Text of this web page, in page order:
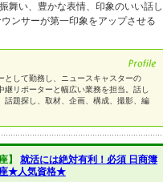
舞い、豊かな表情、印象のいい話し
ンサーが第一印象をアップさせる
として勤務し、ニュースキャスターの
リポーターと幅広い業務を担当。話し
話題探し、取材、企画、構成、撮影、編
】 就活には絶対有利！必須 日商簿
★人気資格★